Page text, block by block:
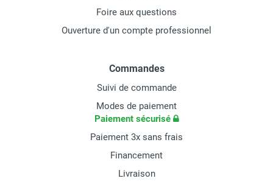
Foire aux questions
Ouverture d'un compte professionnel
Commandes
Suivi de commande
Modes de paiement
Paiement sécurisé
Paiement 3x sans frais
Financement
Livraison